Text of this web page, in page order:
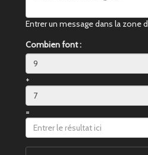
Entrer un message dans la zone
Combien font :
+
=